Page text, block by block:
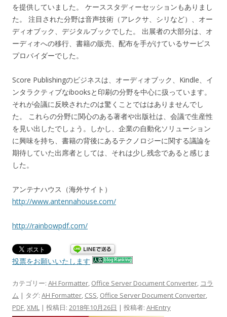
を提供していました。 ケーススタディーセッションもありまし
た。 注目された分野は音声技術（アレクサ、シリなど）、オー
ディオブック、デジタルブックでした。 出展者の大部分は、オ
ーディオへの移行、書籍の販売、配布を手がけているサービス
プロバイダーでした。
Score Publishingのビジネスは、オーディオブック、Kindle、イ
ンタラクティブなibooksと印刷の分野を中心に扱っています。
それが会議に反映されたのは驚くことでははありませんでし
た。 これらの分野に関心のある著者や出版社は、会議で生産性
を見い出したでしょう。しかし、企業の自動化ソリューション
に興味を持ち、書籍の背後にあるテクノロジーに関する議論を
期待していた出席者としては、それは少し残念であると感じま
した。
アンテナハウス（海外サイト）
http://www.antennahouse.com/
http://rainbowpdf.com/
投票をお願いいたします
カテゴリー: AH Formatter, Office Server Document Converter, コラ
ム | タグ: AH Formatter, CSS, Office Server Document Converter,
PDF,XML | 投稿日: 2018年10月26日 | 投稿者: AHEntry